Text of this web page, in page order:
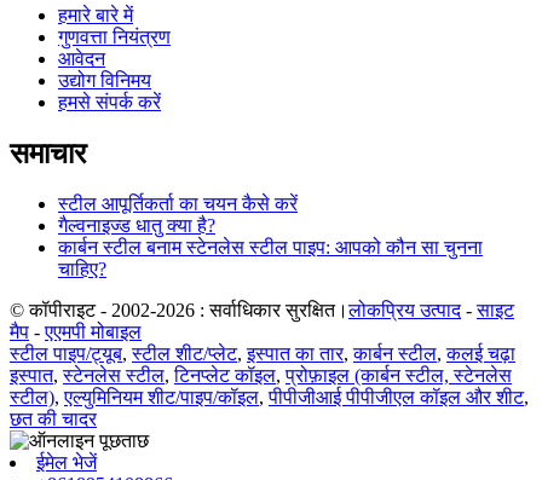
हमारे बारे में
गुणवत्ता नियंत्रण
आवेदन
उद्योग विनिमय
हमसे संपर्क करें
समाचार
स्टील आपूर्तिकर्ता का चयन कैसे करें
गैल्वनाइज्ड धातु क्या है?
कार्बन स्टील बनाम स्टेनलेस स्टील पाइप: आपको कौन सा चुनना
चाहिए?
© कॉपीराइट - 2002-2026 : सर्वाधिकार सुरक्षित।लोकप्रिय उत्पाद-साइट
मैप -एएमपी मोबाइल
स्टील पाइप/ट्यूब,स्टील शीट/प्लेट,इस्पात का तार,कार्बन स्टील,कलई चढ़ा
इस्पात,स्टेनलेस स्टील,टिनप्लेट कॉइल,प्रोफ़ाइल (कार्बन स्टील, स्टेनलेस
स्टील),एल्युमिनियम शीट/पाइप/कॉइल,पीपीजीआई पीपीजीएल कॉइल और शीट,
छत की चादर
ईमेल भेजें